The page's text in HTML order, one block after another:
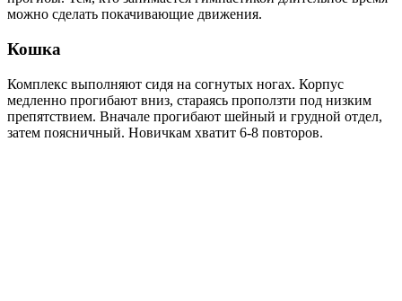
можно сделать покачивающие движения.
Кошка
Комплекс выполняют сидя на согнутых ногах. Корпус
медленно прогибают вниз, стараясь проползти под низким
препятствием. Вначале прогибают шейный и грудной отдел,
затем поясничный. Новичкам хватит 6-8 повторов.